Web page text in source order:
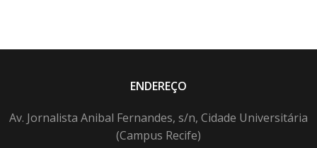
ENDEREÇO
Av. Jornalista Anibal Fernandes, s/n, Cidade Universitária
(Campus Recife)